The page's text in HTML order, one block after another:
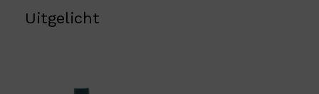
Uitgelicht